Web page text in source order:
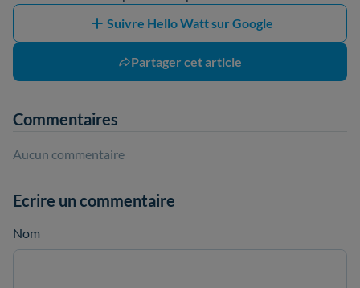
Suivre Hello Watt sur Google
Partager cet article
Commentaires
Aucun commentaire
Ecrire un commentaire
Nom